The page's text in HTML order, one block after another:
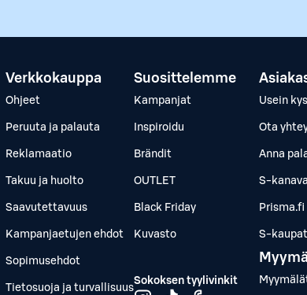
Verkkokauppa
Ohjeet
Peruuta ja palauta
Reklamaatio
Takuu ja huolto
Saavutettavuus
Kampanjaetujen ehdot
Sopimusehdot
Tietosuoja ja turvallisuus
Suosittelemme
Kampanjat
Inspiroidu
Brändit
OUTLET
Black Friday
Kuvasto
Sokoksen tyylivinkit
Usein
Ota
Anna
S-
Prisma.fi
S-